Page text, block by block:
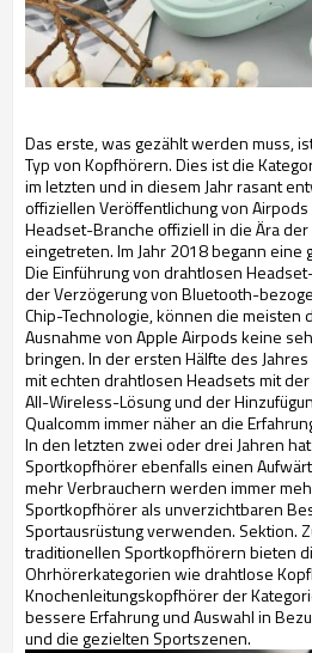
Das erste, was gezählt werden muss,
Typ von Kopfhörern. Dies ist die
im letzten und in diesem Jahr rasant
offiziellen Veröffentlichung von
Headset-Branche offiziell in die Ära
eingetreten. Im Jahr 2018 begann eine
Die Einführung von drahtlosen
der Verzögerung von Bluetooth-
Chip-Technologie, können die meisten
Ausnahme von Apple Airpods keine
bringen. In der ersten Hälfte des
mit echten drahtlosen Headsets mit
All-Wireless-Lösung und der
Qualcomm immer näher an die
In den letzten zwei oder drei Jahren
Sportkopfhörer ebenfalls einen
mehr Verbrauchern werden immer
Sportkopfhörer als unverzichtbaren
Sportausrüstung verwenden. Sektion.
traditionellen Sportkopfhörern bieten
Ohrhörerkategorien wie drahtlose
Knochenleitungskopfhörer der
bessere Erfahrung und Auswahl in
und die gezielten Sportszenen.